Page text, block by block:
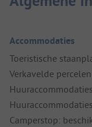
Accommodaties
Toeristische
Verkavelde
Camperstop: